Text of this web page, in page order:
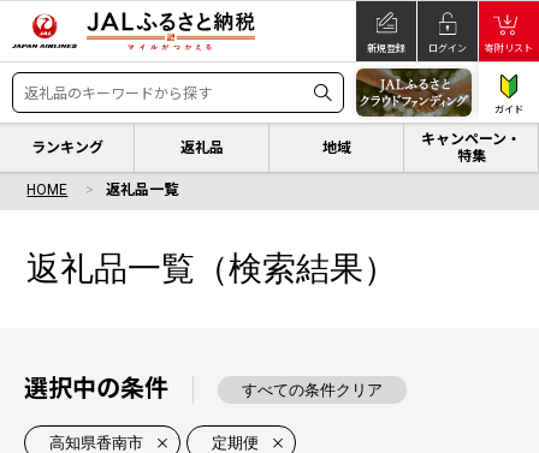
新規登録 ログイン 寄附リスト
ガイド
ランキング 返礼品 地域
キャンペーン・
特集
HOME 返礼品一覧
返礼品一覧（検索結果）
選択中の条件 すべての条件クリア
高知県香南市 定期便